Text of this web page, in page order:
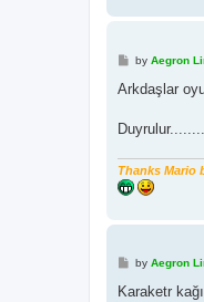
P
s
by Aegron
Arkdaşlar
Thanks Mario
P
s
by Aegron
Karaketr